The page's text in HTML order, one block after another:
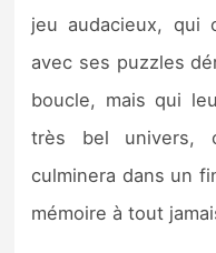
jeu audacieux, qui
avec ses puzzles
boucle, mais qui
très bel univers,
culminera dans un
mémoire à tout